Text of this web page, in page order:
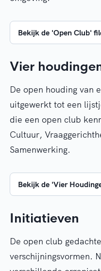
Bekijk de 'Open Club'
Vier
De open houding van
uitgewerkt tot een
die een open club
Cultuur,
Samenwerking.
Bekijk de 'Vier
Initiatieven
De open club
verschijningsvormen.